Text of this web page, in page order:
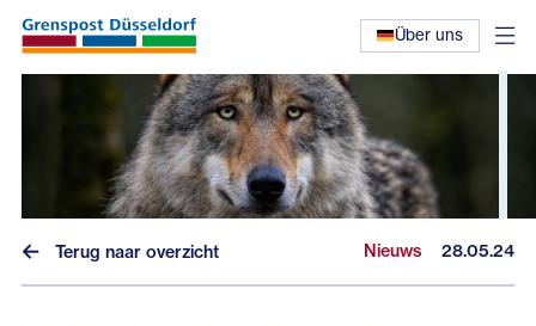
Über uns
Terug naar overzicht Nieuws 28.05.24